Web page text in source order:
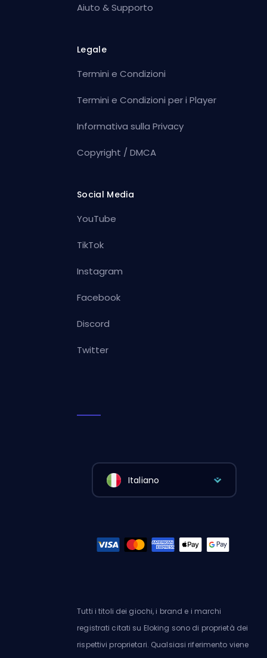
Aiuto & Supporto
Legale
Termini e Condizioni
Termini e Condizioni per i Player
Informativa sulla Privacy
Copyright / DMCA
Social Media
YouTube
TikTok
Instagram
Facebook
Discord
Twitter
Italiano
Tutti i titoli dei giochi, i brand e i marchi
registrati citati su Eloking sono di proprietà dei
rispettivi proprietari. Qualsiasi riferimento viene